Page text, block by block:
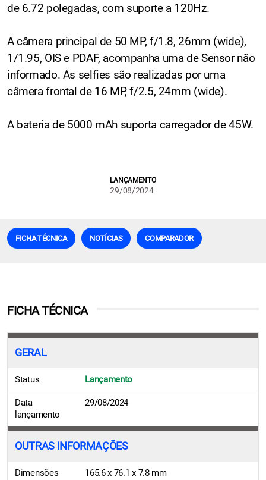
LANÇAMENTO
29/08/2024
de 6.72 polegadas, com suporte a 120Hz.
A câmera principal de 50 MP, f/1.8, 26mm (wide),
1/1.95, OIS e PDAF, acompanha uma de Sensor não
informado. As selfies são realizadas por uma
câmera frontal de 16 MP, f/2.5, 24mm (wide).
A bateria de 5000 mAh suporta carregador de 45W.
FICHA TÉCNICA NOTÍCIAS COMPARADOR
FICHA TÉCNICA
GERAL
Status Lançamento
Data
lançamento
29/08/2024
OUTRAS INFORMAÇÕES
Dimensões 165.6 x 76.1 x 7.8 mm